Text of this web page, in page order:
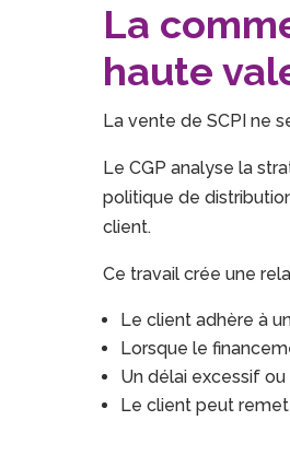
La
haute
La vente de SCPI ne
Le CGP analyse la
politique de
client.
Ce travail crée une
Le client adhère à
Lorsque le
Un délai excessif
Le client peut